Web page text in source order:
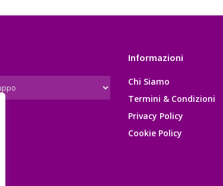
Informazioni
Chi Siamo
Termini & Condizioni
Privacy Policy
Cookie Policy